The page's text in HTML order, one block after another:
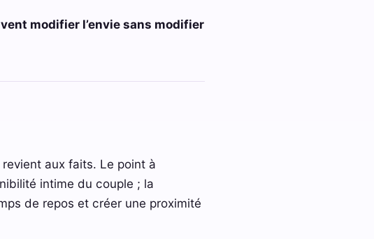
modifier l’envie sans modifier
aux faits. Le point à
intime du couple ; la
de repos et créer une proximité